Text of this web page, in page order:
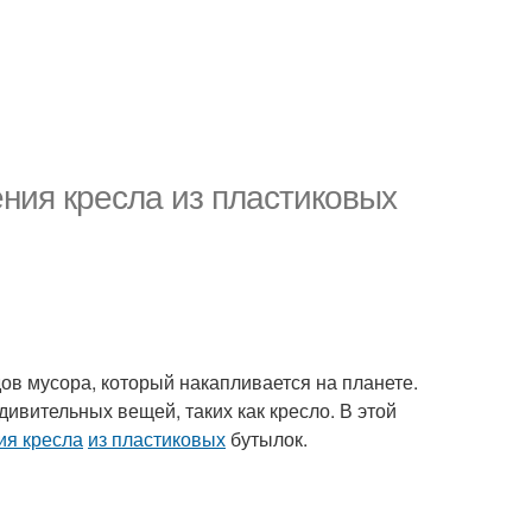
кресла из пластиковых
мусора, который накапливается на планете.
вещей, таких как кресло. В этой
кресла из пластиковых бутылок.